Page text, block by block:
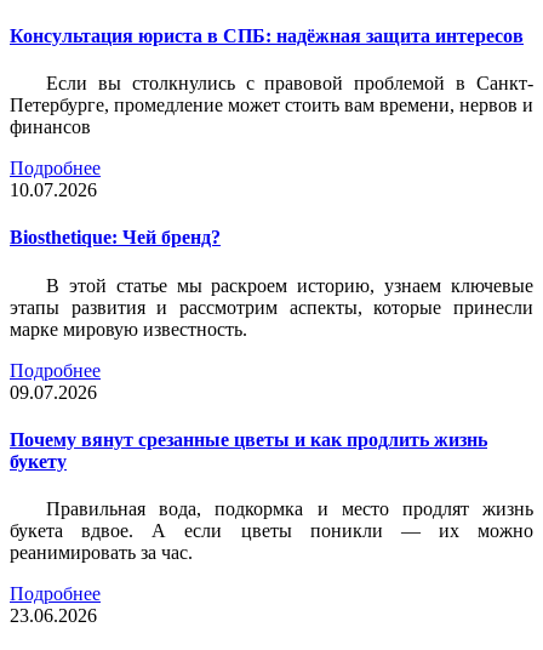
Консультация юриста в СПБ: надёжная защита интересов
Если вы столкнулись с правовой проблемой в Санкт-
Петербурге, промедление может стоить вам времени, нервов и
финансов
Подробнее
10.07.2026
Biosthetique: Чей бренд?
В этой статье мы раскроем историю, узнаем ключевые
этапы развития и рассмотрим аспекты, которые принесли
марке мировую известность.
Подробнее
09.07.2026
Почему вянут срезанные цветы и как продлить жизнь
букету
Правильная вода, подкормка и место продлят жизнь
букета вдвое. А если цветы поникли — их можно
реанимировать за час.
Подробнее
23.06.2026